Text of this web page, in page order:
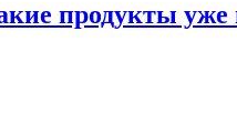
продукты